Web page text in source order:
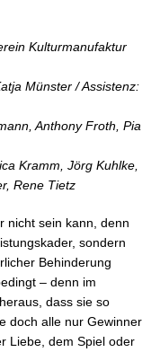
Kulturmanufaktur
Münster / Assistenz:
Anthony Froth, Pia
Kramm, Jörg Kuhlke,
Rene Tietz
nicht sein kann, denn
sondern
Behinderung
– denn im
dass sie so
doch alle nur Gewinner
Liebe, dem Spiel oder